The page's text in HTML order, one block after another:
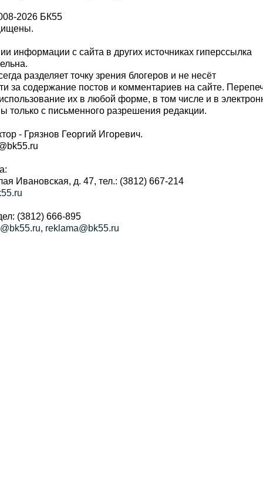
2026 БК55
информации с сайта в других источниках гиперссылка
разделяет точку зрения блогеров и не несёт
за содержание постов и комментариев на сайте.
их в любой форме, в том числе и в
с письменного разрешения редакции.
- Грязнов Георгий Игоревич.
Ивановская, д. 47, тел.: (3812) 667-214
(3812) 666-895
, reklama@bk55.ru